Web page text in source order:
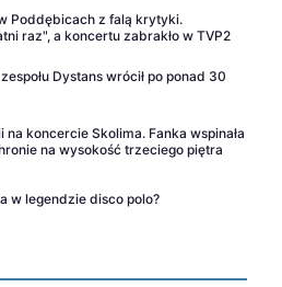
Poddębicach z falą krytyki.
raz", a koncertu zabrakło w TVP2
Dystans wrócił po ponad 30
na koncercie Skolima. Fanka wspinała
na wysokość trzeciego piętra
w legendzie disco polo?